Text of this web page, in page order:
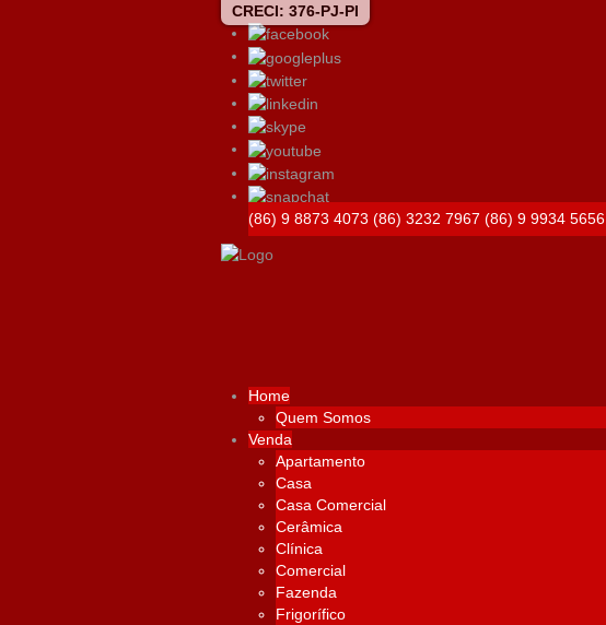
CRECI: 376-PJ-PI
(86) 9 8873 4073 (86) 3232 7967 (86) 9 9934 5656
Home
Quem Somos
Venda
Apartamento
Casa
Casa Comercial
Cerâmica
Clínica
Comercial
Fazenda
Frigorífico